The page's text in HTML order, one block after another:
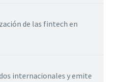
de las fintech en
internacionales y emite